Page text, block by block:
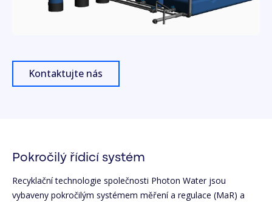
Kontaktujte nás
Pokročilý řídicí systém
Recyklační technologie společnosti Photon Water jsou
vybaveny pokročilým systémem měření a regulace (MaR) a